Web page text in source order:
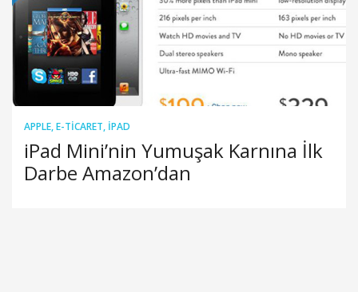
APPLE,E-TICARET, IPAD
iPad Mini’nin Yumuşak Karnına İlk
Darbe Amazon’dan